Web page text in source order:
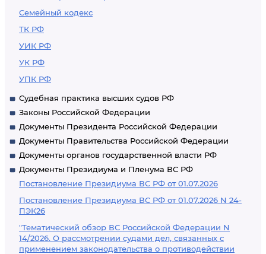
Семейный кодекс
ТК РФ
УИК РФ
УК РФ
УПК РФ
Судебная практика высших судов РФ
Законы Российской Федерации
Документы Президента Российской Федерации
Документы Правительства Российской Федерации
Документы органов государственной власти РФ
Документы Президиума и Пленума ВС РФ
Постановление Президиума ВС РФ от 01.07.2026
Постановление Президиума ВС РФ от 01.07.2026 N 24-
ПЭК26
"Тематический обзор ВС Российской Федерации N
14/2026. О рассмотрении судами дел, связанных с
применением законодательства о противодействии